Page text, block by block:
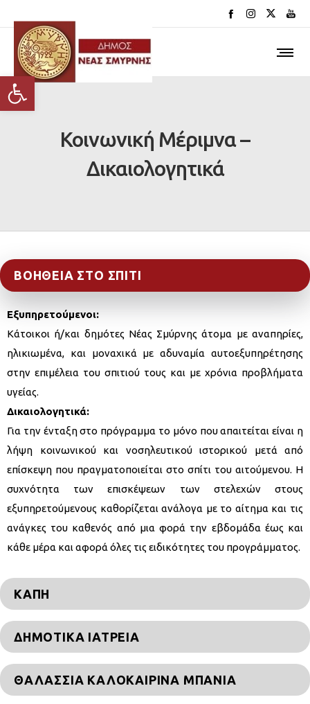
Ανοίξτε τη γραμμή εργαλείων
Κοινωνική Μέριμνα –
Δικαιολογητικά
ΒΟΉΘΕΙΑ ΣΤΟ ΣΠΊΤΙ
Εξυπηρετούμενοι:
Κάτοικοι ή/και δημότες Νέας Σμύρνης άτομα με αναπηρίες,
ηλικιωμένα, και μοναχικά με αδυναμία αυτοεξυπηρέτησης
στην επιμέλεια του σπιτιού τους και με χρόνια προβλήματα
υγείας.
Δικαιολογητικά:
Για την ένταξη στο πρόγραμμα το μόνο που απαιτείται είναι η
λήψη κοινωνικού και νοσηλευτικού ιστορικού μετά από
επίσκεψη που πραγματοποιείται στο σπίτι του αιτούμενου. Η
συχνότητα των επισκέψεων των στελεχών στους
εξυπηρετούμενους καθορίζεται ανάλογα με το αίτημα και τις
ανάγκες του καθενός από μια φορά την εβδομάδα έως και
κάθε μέρα και αφορά όλες τις ειδικότητες του προγράμματος.
ΚΑΠΗ
ΔΗΜΟΤΙΚΆ ΙΑΤΡΕΊΑ
ΘΑΛΆΣΣΙΑ ΚΑΛΟΚΑΙΡΙΝΆ ΜΠΆΝΙΑ